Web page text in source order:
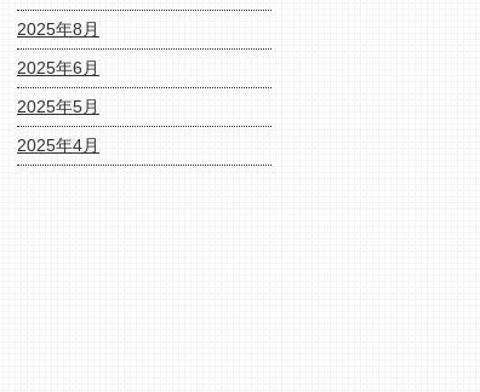
2025年8月
2025年6月
2025年5月
2025年4月